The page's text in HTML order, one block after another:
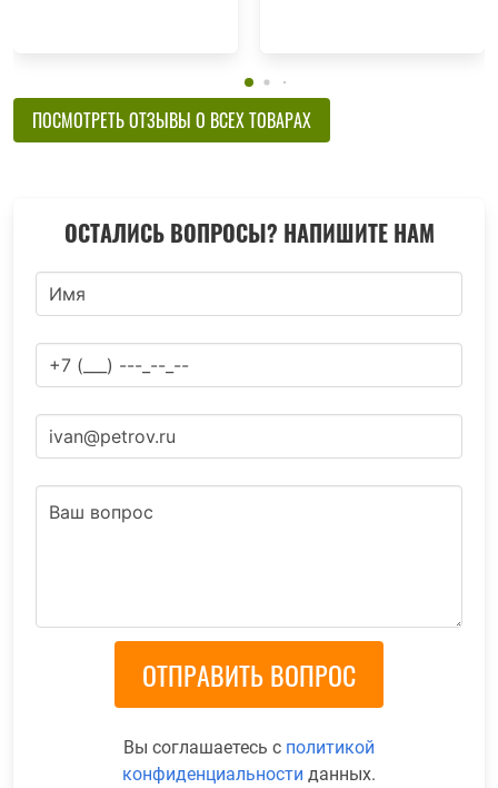
ПОСМОТРЕТЬ ОТЗЫВЫ О ВСЕХ ТОВАРАХ
ОСТАЛИСЬ ВОПРОСЫ? НАПИШИТЕ НАМ
Вы соглашаетесь с политикой
конфиденциальности данных.